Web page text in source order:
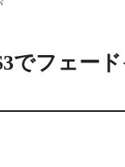
でフェー